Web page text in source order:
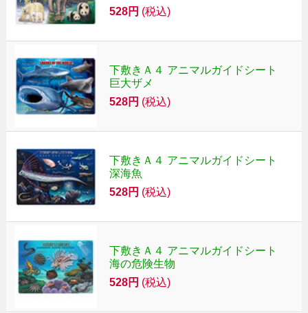
528円 (税込)
下敷きＡ４ アニマルガイドシート
巨大ザメ
528円 (税込)
下敷きＡ４ アニマルガイドシート
深海魚
528円 (税込)
下敷きＡ４ アニマルガイドシート
海の危険生物
528円 (税込)